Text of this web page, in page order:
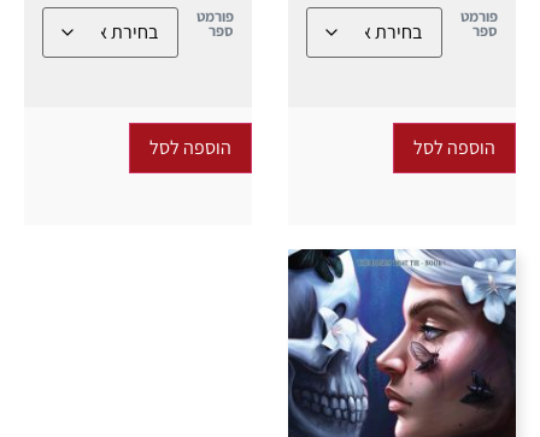
פורמט
ספר
הוספה לסל
פורמט
ספר
הוספה לסל